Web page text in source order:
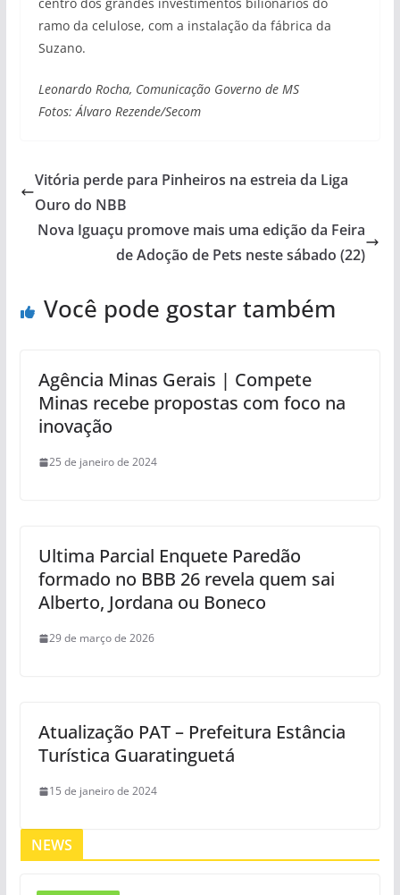
ramo da celulose, com a instalação da fábrica da
Suzano.
Leonardo Rocha, Comunicação Governo de MS
Fotos: Álvaro Rezende/Secom
Vitória perde para Pinheiros na estreia da Liga
Ouro do NBB
Nova Iguaçu promove mais uma edição da Feira
de Adoção de Pets neste sábado (22)
Você pode gostar também
Agência Minas Gerais | Compete
Minas recebe propostas com foco na
inovação
25 de janeiro de 2024
Ultima Parcial Enquete Paredão
formado no BBB 26 revela quem sai
Alberto, Jordana ou Boneco
29 de março de 2026
Atualização PAT – Prefeitura Estância
Turística Guaratinguetá
15 de janeiro de 2024
NEWS